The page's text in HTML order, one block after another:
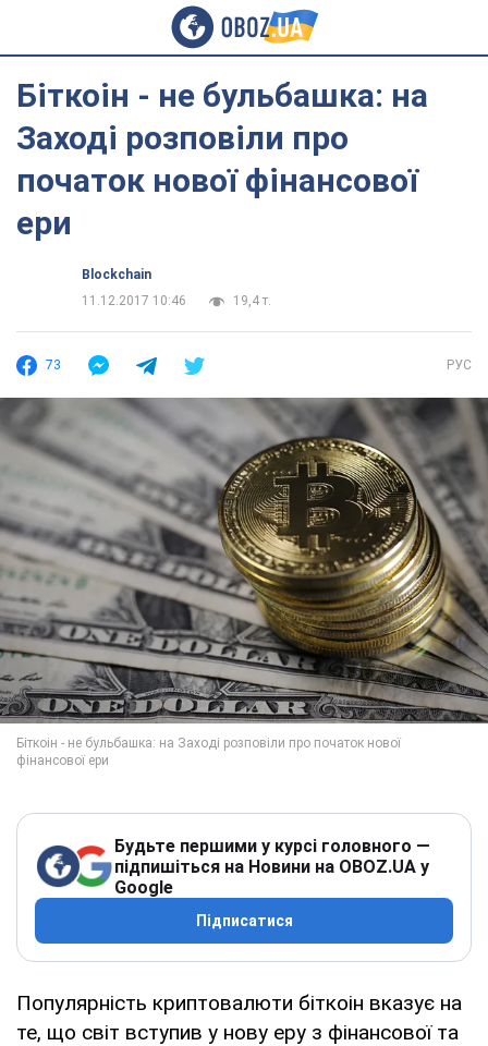
Біткоін - не бульбашка: на
Заході розповіли про
початок нової фінансової
ери
Blockchain
11.12.2017 10:46
19,4 т.
73 РУС
Будьте першими у курсі головного —
підпишіться на Новини на OBOZ.UA у
Google
Підписатися
Популярність криптовалюти біткоін вказує на
те, що світ вступив у нову еру з фінансової та